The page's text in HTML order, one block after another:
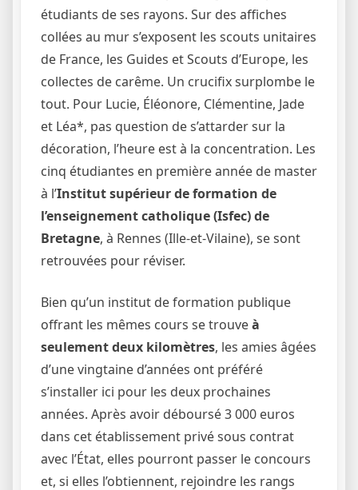
étudiants de ses rayons. Sur des affiches
collées au mur s’exposent les scouts unitaires
de France, les Guides et Scouts d’Europe, les
collectes de carême. Un crucifix surplombe le
tout. Pour Lucie, Éléonore, Clémentine, Jade
et Léa*, pas question de s’attarder sur la
décoration, l’heure est à la concentration. Les
cinq étudiantes en première année de master
à l’Institut supérieur de formation de
l’enseignement catholique (Isfec) de
Bretagne, à Rennes (Ille-et-Vilaine), se sont
retrouvées pour réviser.
Bien qu’un institut de formation publique
offrant les mêmes cours se trouveà
seulement deux kilomètres, les amies âgées
d’une vingtaine d’années ont préféré
s’installer ici pour les deux prochaines
années. Après avoir déboursé 3 000 euros
dans cet établissement privé sous contrat
avec l’État, elles pourront passer le concours
et, si elles l’obtiennent, rejoindre les rangs